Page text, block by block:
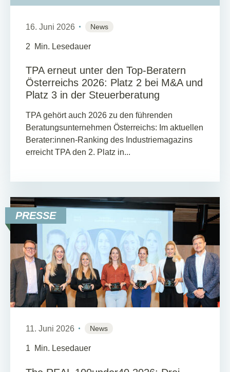
16. Juni 2026 News
2 Min. Lesedauer
TPA erneut unter den Top-Beratern
Österreichs 2026: Platz 2 bei M&A und
Platz 3 in der Steuerberatung
TPA gehört auch 2026 zu den führenden
Beratungsunternehmen Österreichs: Im aktuellen
Berater:innen-Ranking des Industriemagazins
erreicht TPA den 2. Platz in...
PRESSE
11. Juni 2026 News
1 Min. Lesedauer